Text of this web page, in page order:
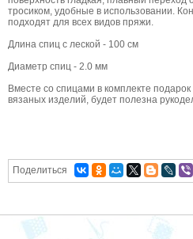
тросиком, удобные в использовании.
подходят для всех видов пряжи.
Длина спиц с леской - 100 см
Диаметр спиц - 2.0 мм
Вместе со спицами в комплекте
вязаных изделий, будет полезна
Поделиться